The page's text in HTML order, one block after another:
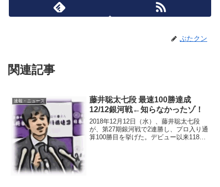
ぶたクン
関連記事
速報・ニュース
藤井聡太七段 最速100勝達成
12/12銀河戦←知らなかったゾ！
2018年12月12日（水）、藤井聡太七段
が、第27期銀河戦で2連勝し、プロ入り通
算100勝目を挙げた。デビュー以来118局